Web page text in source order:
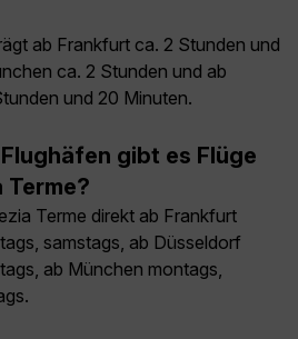
ab Frankfurt ca. 2 Stunden und
ca. 2 Stunden und ab
und 20 Minuten.
gibt es Flüge
Terme?
Terme direkt ab Frankfurt
samstags, ab Düsseldorf
ab München montags,